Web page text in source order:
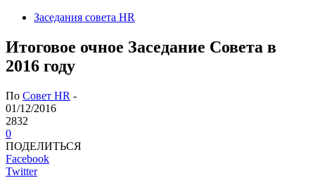
Заседания совета HR
Итоговое очное Заседание Совета в
2016 году
По Совет HR -
01/12/2016
2832
0
ПОДЕЛИТЬСЯ
Facebook
Twitter